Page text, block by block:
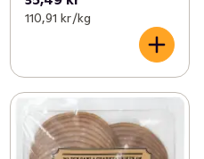
110,91 kr /kg